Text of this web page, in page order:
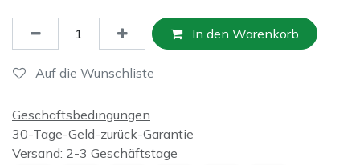
In den Warenkorb
Auf die Wunschliste
Geschäftsbedingungen
30-Tage-Geld-zurück-Garantie
Versand: 2-3 Geschäftstage